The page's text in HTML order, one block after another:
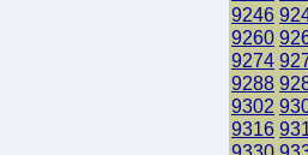
9246
9260
9274
9288
9302
9316